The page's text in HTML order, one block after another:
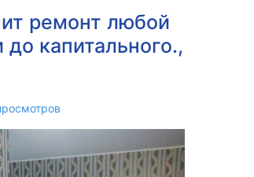
ремонт любой
капитального.,